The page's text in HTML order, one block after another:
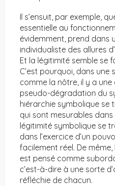
Il s’ensuit, par exemple,
essentielle au
évidemment, prend dans
individualiste des allures
Et la légitimité semble se
C’est pourquoi, dans une
comme la nôtre, il y a une
pseudo-dégradation du
hiérarchie symbolique se
qui sont mesurables dans
légitimité symbolique se
dans l’exercice d’un
facilement réel. De
est pensé comme
c’est-à-dire à une sorte
réfléchie de chacun.